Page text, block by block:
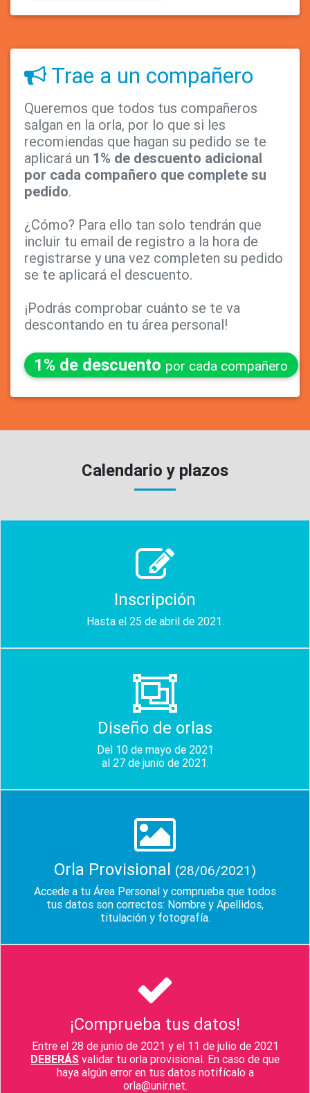
Trae a un compañero
Queremos que todos tus compañeros
salgan en la orla, por lo que si les
recomiendas que hagan su pedido se te
aplicará un 1% de descuento adicional
por cada compañero que complete su
pedido.
¿Cómo? Para ello tan solo tendrán que
incluir tu email de registro a la hora de
registrarse y una vez completen su pedido
se te aplicará el descuento.
¡Podrás comprobar cuánto se te va
descontando en tu área personal!
1% de descuento por cada compañero
Calendario y plazos
Inscripción
Hasta el 25 de abril de 2021.
Diseño de orlas
Del 10 de mayo de 2021
al 27 de junio de 2021.
Orla Provisional (28/06/2021)
Accede a tu Área Personal y comprueba que todos
tus datos son correctos: Nombre y Apellidos,
titulación y fotografía.
¡Comprueba tus datos!
Entre el 28 de junio de 2021 y el 11 de julio de 2021
DEBERÁS validar tu orla provisional. En caso de que
haya algún error en tus datos notifícalo a
orla@unir.net.